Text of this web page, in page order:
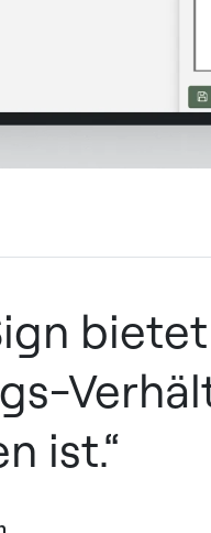
ist.“